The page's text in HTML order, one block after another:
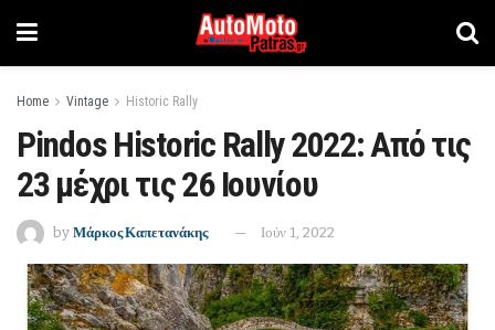
Home Vintage Historic Rally
Pindos Historic Rally 2022: Από τις
23 μέχρι τις 26 Ιουνίου
by Μάρκος Καπετανάκης Ιούν 1, 2022